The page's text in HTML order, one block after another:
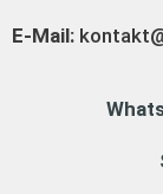
E-Mail: